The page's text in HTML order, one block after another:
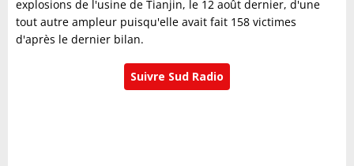
explosions de l'usine de Tianjin, le 12 août dernier, d'une
tout autre ampleur puisqu'elle avait fait 158 victimes
d'après le dernier bilan.
Suivre Sud Radio